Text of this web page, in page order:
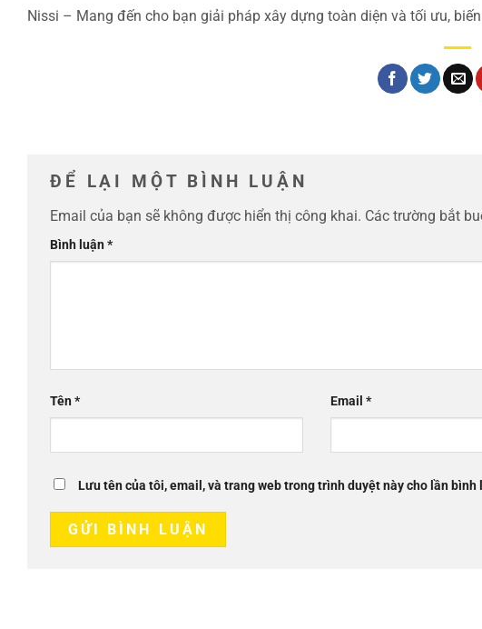
Nissi – Mang đến cho bạn giải pháp xây dựng toàn diện và tối ưu,
ĐỂ LẠI MỘT BÌNH LUẬN
Email của bạn sẽ không được hiển thị công khai. Các trường bắt
Bình luận*
Tên* Email*
Lưu tên của tôi, email, và trang web trong trình duyệt này cho lần bình